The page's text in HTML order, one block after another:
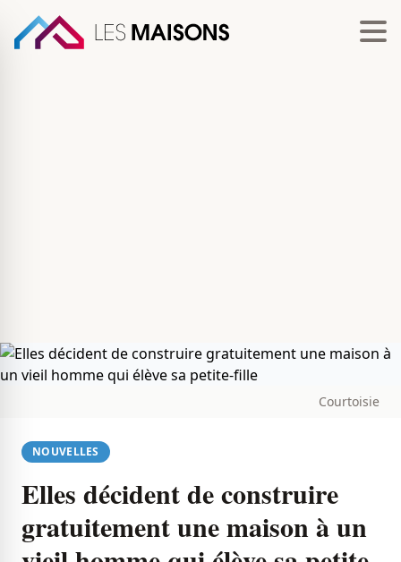
Courtoisie
NOUVELLES
Elles décident de construire
gratuitement une maison à un